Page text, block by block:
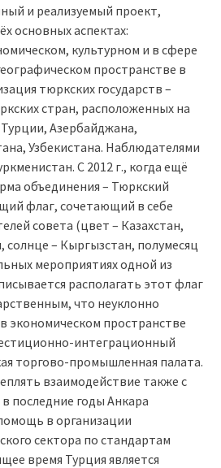
и реализуемый проект,
основных аспектах:
культурном и в сфере
пространстве в
тюркских государств –
стран, расположенных на
Азербайджана,
Узбекистана. Наблюдателями
С 2012 г., когда ещё
объединения – Тюркский
флаг, сочетающий в себе
совета (цвет – Казахстан,
солнце – Кыргызстан, полумесяц
мероприятиях одной из
располагать этот флаг
что неуклонно
в экономическом пространстве
интеграционный
торгово-промышленная палата.
взаимодействие также с
последние годы Анкара
в организации
сектора по стандартам
время Турция является